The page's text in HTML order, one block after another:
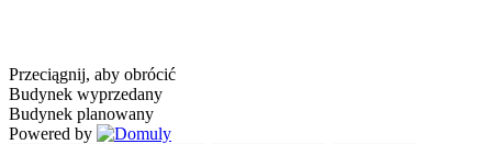
Przeciągnij, aby obrócić
Budynek wyprzedany
Budynek planowany
Powered by